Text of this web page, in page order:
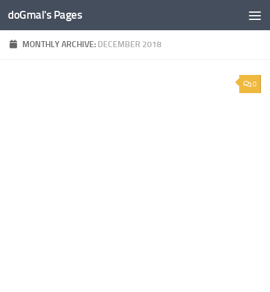
Skip to content
doGmaI's Pages
MONTHLY ARCHIVE: DECEMBER 2018
0